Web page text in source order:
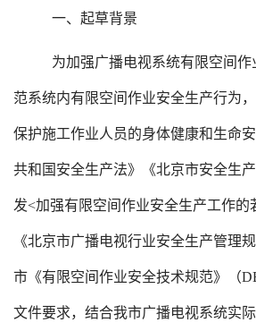
一、起草背景
为加强广播电视系统有限空间
范系统内有 限空间作业安全生产行为
保护施工作业人员的身体健康和生命
共和国安全生产法》《北京市安全生
发<加强有限空间作业安全生产工作的
《北京市广播电视行业安全生产管理
市《有限空间作业安全技术规范》（
文件要求，结合我市广播电视系统实